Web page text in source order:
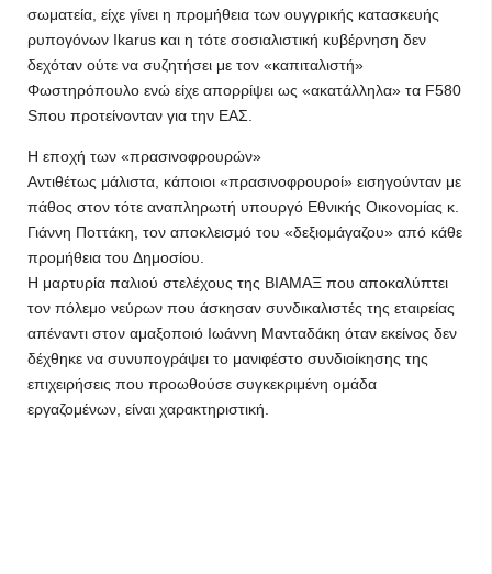
σωματεία, είχε γίνει η προμήθεια των ουγγρικής κατασκευής
ρυπογόνων Ikarus και η τότε σοσιαλιστική κυβέρνηση δεν
δεχόταν ούτε να συζητήσει με τον «καπιταλιστή»
Φωστηρόπουλο ενώ είχε απορρίψει ως «ακατάλληλα» τα F580
Sπου προτείνονταν για την ΕΑΣ.
Η εποχή των «πρασινοφρουρών»
Αντιθέτως μάλιστα, κάποιοι «πρασινοφρουροί» εισηγούνταν με
πάθος στον τότε αναπληρωτή υπουργό Εθνικής Οικονομίας κ.
Γιάννη Ποττάκη, τον αποκλεισμό του «δεξιομάγαζου» από κάθε
προμήθεια του Δημοσίου.
Η μαρτυρία παλιού στελέχους της ΒΙΑΜΑΞ που αποκαλύπτει
τον πόλεμο νεύρων που άσκησαν συνδικαλιστές της εταιρείας
απέναντι στον αμαξοποιό Ιωάννη Μανταδάκη όταν εκείνος δεν
δέχθηκε να συνυπογράψει το μανιφέστο συνδιοίκησης της
επιχειρήσεις που προωθούσε συγκεκριμένη ομάδα
εργαζομένων, είναι χαρακτηριστική.